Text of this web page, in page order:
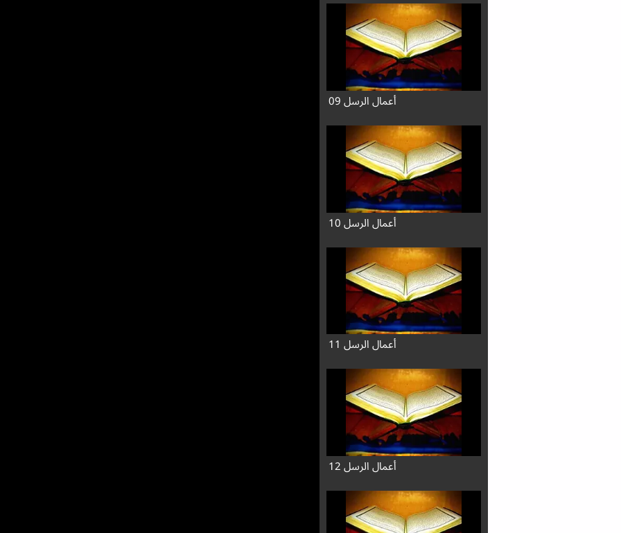
أعمال الرسل 09
أعمال الرسل 10
أعمال الرسل 11
أعمال الرسل 12